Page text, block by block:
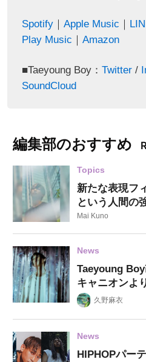
Spotify｜ Apple Music ｜
Play Music ｜ Amazon
■Taeyoung Boy： Twitter/
SoundCloud
編集部のおすすめ
Topics
新たな表現フ
という人間の
Mai Kuno
News
Taeyoung
キャニオンよ
久野麻衣
News
HIPHOPパー